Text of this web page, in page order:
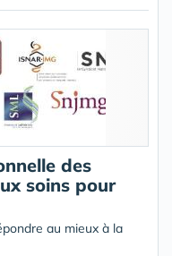
des
soins pour
au mieux à la